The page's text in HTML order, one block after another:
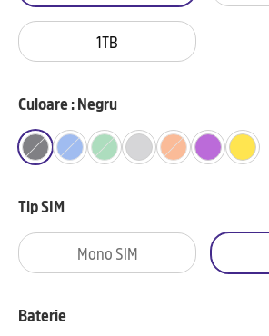
1TB
Culoare : Negru
Tip SIM
Mono SIM
Baterie